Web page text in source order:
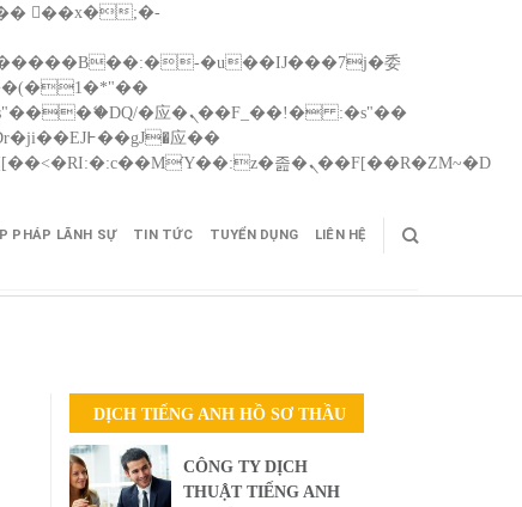
矁[��x�ZM~�n"��IB؃��!'����Тѕ��+��(m��IK�ʭ�/|��ϐܢ��F[��x�ZMz�G�� %嬩�/c��������[[��<�RI:�:c��MΎ��:z�졾�ܢ��F[��R�ZM~�DSkip
PHÁP LÃNH SỰ TIN TỨC TUYỂN DỤNG LIÊN HỆ
DỊCH TIẾNG ANH HỒ SƠ THẦU
CÔNG TY DỊCH
THUẬT TIẾNG ANH